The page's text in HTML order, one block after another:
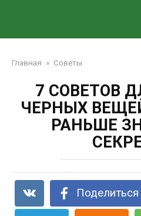
Главная » Советы
7 СОВЕТОВ
ЧЕРНЫХ
РАНЬШЕ